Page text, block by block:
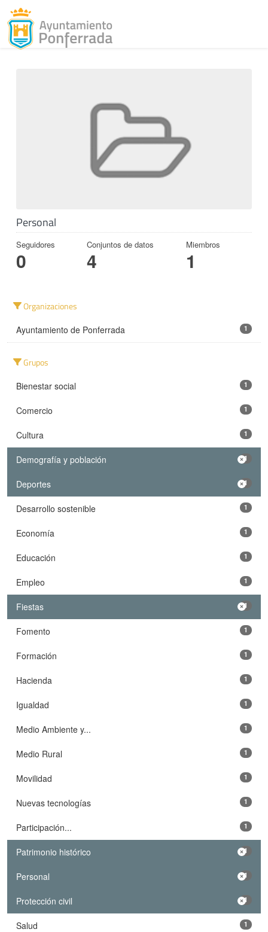
Personal
Seguidores
0
Conjuntos de datos
4
Miembros
1
Organizaciones
Ayuntamiento de Ponferrada 1
Grupos
Bienestar social 1
Comercio 1
Cultura 1
Demografía y población 1
Deportes 1
Desarrollo sostenible 1
Economía 1
Educación 1
Empleo 1
Fiestas 1
Fomento 1
Formación 1
Hacienda 1
Igualdad 1
Medio Ambiente y... 1
Medio Rural 1
Movilidad 1
Nuevas tecnologías 1
Participación... 1
Patrimonio histórico 1
Personal 1
Protección civil 1
Salud 1